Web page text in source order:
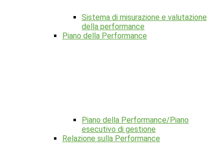
Sistema di misurazione e valutazione
della performance
Piano della Performance
Piano della Performance/Piano
esecutivo di gestione
Relazione sulla Performance